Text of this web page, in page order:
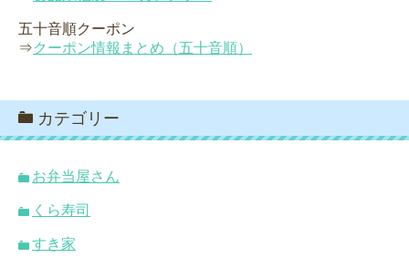
五十音順クーポン
⇒クーポン情報まとめ（五十音順）
カテゴリー
お弁当屋さん
くら寿司
すき家